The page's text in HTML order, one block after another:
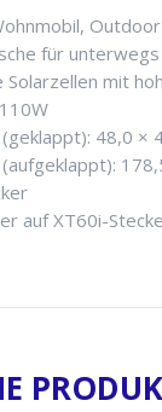
für
Solarzellen mit
48,0 ×
auf XT60i-